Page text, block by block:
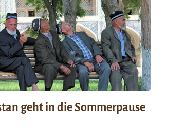
geht in die Sommerpause